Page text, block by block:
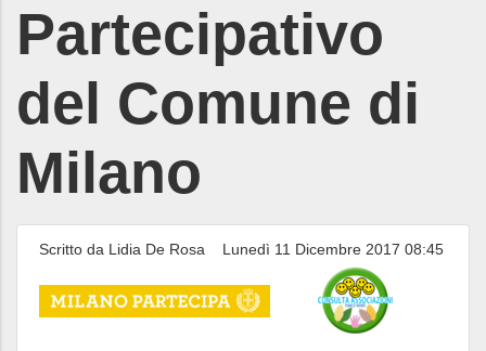
Partecipativo
del Comune di
Milano
Scritto da Lidia De Rosa Lunedì 11 Dicembre 2017 08:45